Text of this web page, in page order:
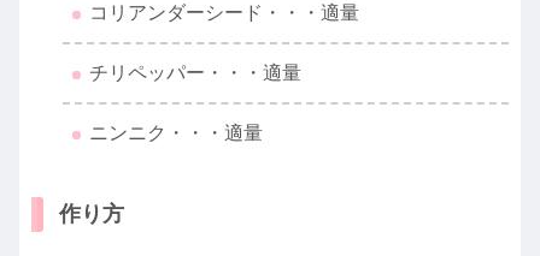
コリアンダーシード・・・適量
チリペッパー・・・適量
ニンニク・・・適量
作り方